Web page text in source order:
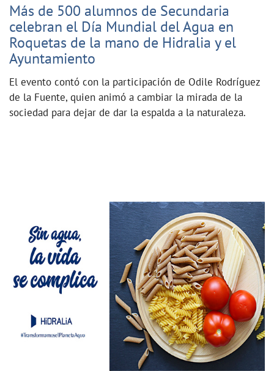
Más de 500 alumnos de Secundaria
celebran el Día Mundial del Agua en
Roquetas de la mano de Hidralia y el
Ayuntamiento
El evento contó con la participación de Odile Rodríguez
de la Fuente, quien animó a cambiar la mirada de la
sociedad para dejar de dar la espalda a la naturaleza.